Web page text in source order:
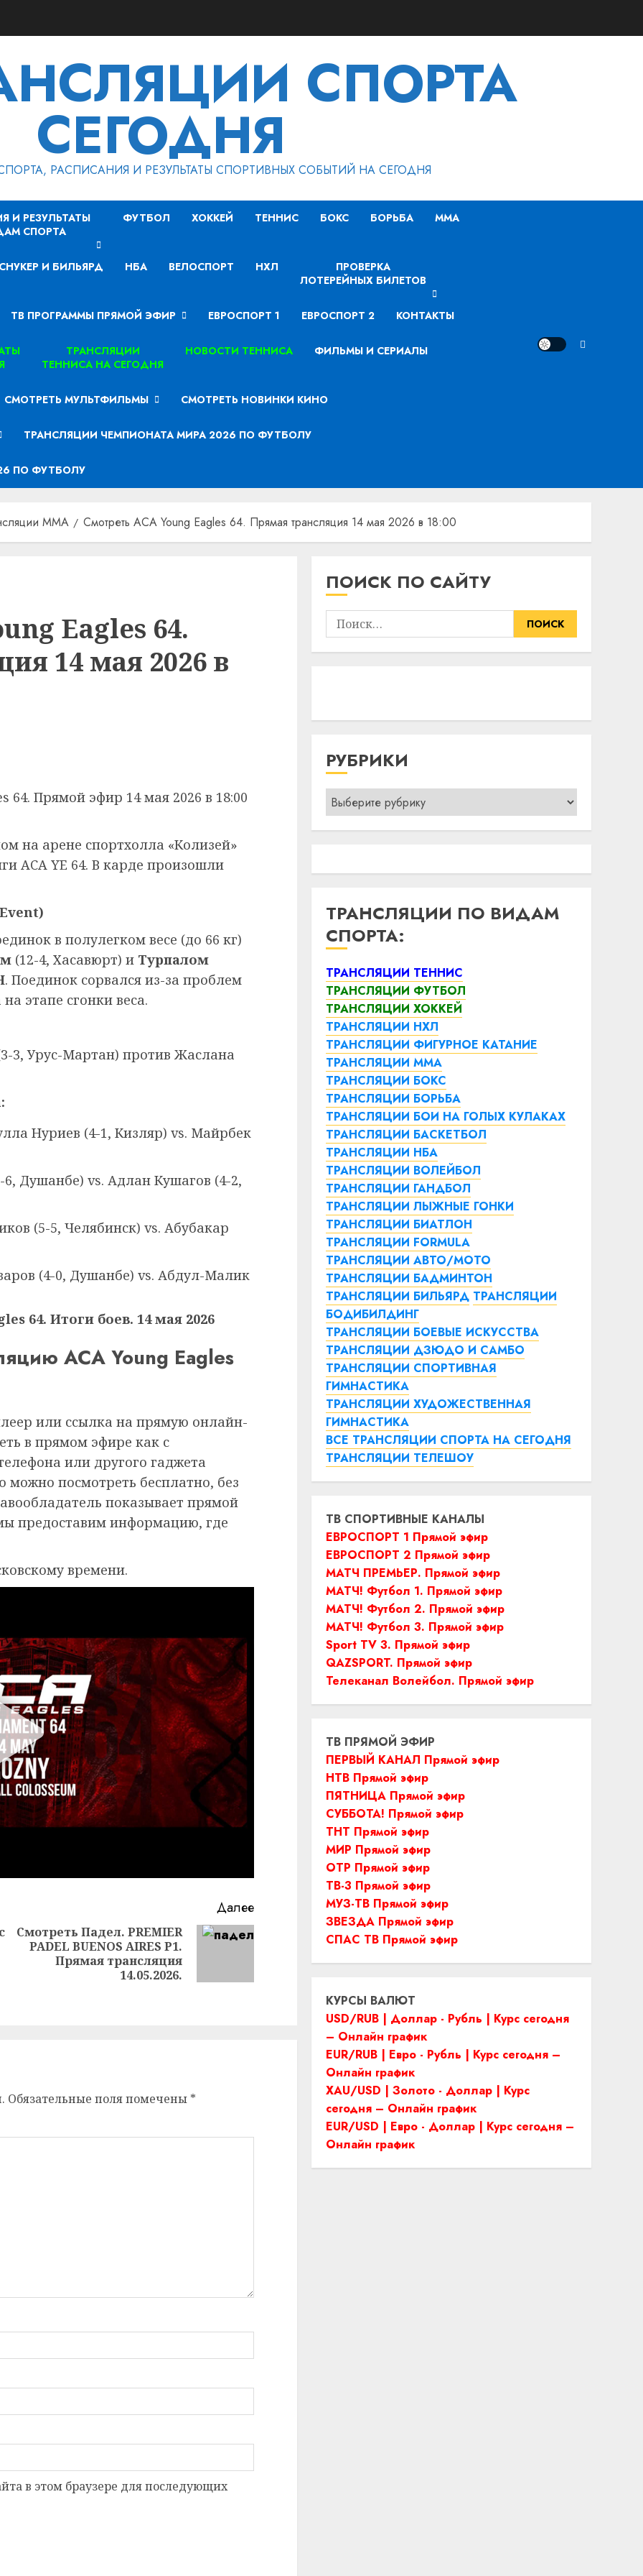
СПОРТА
СЕГОДНЯ
РАСПИСАНИЯ И РЕЗУЛЬТАТЫ СПОРТИВНЫХ СОБЫТИЙ НА СЕГОДНЯ
И РЕЗУЛЬТАТЫ
СПОРТА
ФУТБОЛ ХОККЕЙ ТЕННИС БОКС БОРЬБА MMA
СНУКЕР И БИЛЬЯРД НБА ВЕЛОСПОРТ НХЛ
ПРОВЕРКА
ЛОТЕРЕЙНЫХ БИЛЕТОВ
ТВ ПРОГРАММЫ ПРЯМОЙ ЭФИР ЕВРОСПОРТ 1 ЕВРОСПОРТ 2 КОНТАКТЫ
ТРАНСЛЯЦИИ
ТЕННИСА НА СЕГОДНЯ
НОВОСТИ ТЕННИСА ФИЛЬМЫ И СЕРИАЛЫ
СМОТРЕТЬ МУЛЬТФИЛЬМЫ СМОТРЕТЬ НОВИНКИ КИНО
ТРАНСЛЯЦИИ ЧЕМПИОНАТА МИРА 2026 ПО ФУТБОЛУ
ПО ФУТБОЛУ
MMA Смотреть ACA Young Eagles 64. Прямая трансляция 14 мая 2026 в 18:00
Eagles 64.
14 мая 2026 в
64. Прямой эфир 14 мая 2026 в 18:00
на арене спортхолла «Колизей»
ACA YE 64. В карде произошли
в полулегком весе (до 66 кг)
(12-4, Хасавюрт) и Турпалом
. Поединок сорвался из-за проблем
этапе сгонки веса.
3, Урус-Мартан) против Жаслана
Нуриев (4-1, Кизляр) vs. Майрбек
Душанбе) vs. Адлан Кушагов (4-2,
(5-5, Челябинск) vs. Абубакар
(4-0, Душанбе) vs. Абдул-Малик
64. Итоги боев. 14 мая 2026
ACA Young Eagles
или ссылка на прямую онлайн-
в прямом эфире как с
или другого гаджета
посмотреть бесплатно, без
показывает прямой
предоставим информацию, где
времени.
Предыдущая
Далее
Следующая
запись:
Смотреть Падел. PREMIER
PADEL BUENOS AIRES P1.
Прямая трансляция
14.05.2026.
Обязательные поля помечены *
в этом браузере для последующих
ПОИСК ПО САЙТУ
Найти:
РУБРИКИ
Рубрики
ТРАНСЛЯЦИИ ПО ВИДАМ
СПОРТА:
ТРАНСЛЯЦИИ ТЕННИС
ТРАНСЛЯЦИИ ФУТБОЛ
ТРАНСЛЯЦИИ ХОККЕЙ
ТРАНСЛЯЦИИ НХЛ
ТРАНСЛЯЦИИ ФИГУРНОЕ КАТАНИЕ
ТРАНСЛЯЦИИ ММА
ТРАНСЛЯЦИИ БОКС
ТРАНСЛЯЦИИ БОРЬБА
ТРАНСЛЯЦИИ БОИ НА ГОЛЫХ КУЛАКАХ
ТРАНСЛЯЦИИ БАСКЕТБОЛ
ТРАНСЛЯЦИИ НБА
ТРАНСЛЯЦИИ ВОЛЕЙБОЛ
ТРАНСЛЯЦИИ ГАНДБОЛ
ТРАНСЛЯЦИИ ЛЫЖНЫЕ ГОНКИ
ТРАНСЛЯЦИИ БИАТЛОН
ТРАНСЛЯЦИИ FORMULA
ТРАНСЛЯЦИИ АВТО/МОТО
ТРАНСЛЯЦИИ БАДМИНТОН
ТРАНСЛЯЦИИ БИЛЬЯРД ТРАНСЛЯЦИИ
БОДИБИЛДИНГ
ТРАНСЛЯЦИИ БОЕВЫЕ ИСКУССТВА
ТРАНСЛЯЦИИ ДЗЮДО И САМБО
ТРАНСЛЯЦИИ СПОРТИВНАЯ
ГИМНАСТИКА
ТРАНСЛЯЦИИ ХУДОЖЕСТВЕННАЯ
ГИМНАСТИКА
ВСЕ ТРАНСЛЯЦИИ СПОРТА НА СЕГОДНЯ
ТРАНСЛЯЦИИ ТЕЛЕШОУ
ТВ СПОРТИВНЫЕ КАНАЛЫ
ЕВРОСПОРТ 1 Прямой эфир
ЕВРОСПОРТ 2 Прямой эфир
МАТЧ ПРЕМЬЕР. Прямой эфир
МАТЧ! Футбол 1. Прямой эфир
МАТЧ! Футбол 2. Прямой эфир
МАТЧ! Футбол 3. Прямой эфир
Sport TV 3. Прямой эфир
QAZSPORT. Прямой эфир
Телеканал Волейбол. Прямой эфир
ТВ ПРЯМОЙ ЭФИР
ПЕРВЫЙ КАНАЛ Прямой эфир
НТВ Прямой эфир
ПЯТНИЦА Прямой эфир
СУББОТА! Прямой эфир
ТНТ Прямой эфир
МИР Прямой эфир
ОТР Прямой эфир
ТВ-3 Прямой эфир
МУЗ-ТВ Прямой эфир
ЗВЕЗДА Прямой эфир
СПАС ТВ Прямой эфир
КУРСЫ ВАЛЮТ
USD/RUB | Доллар - Рубль | Курс сегодня
– Онлайн график
EUR/RUB | Евро - Рубль | Курс сегодня –
Онлайн график
XAU/USD | Золото - Доллар | Курс
сегодня – Онлайн график
EUR/USD | Евро - Доллар | Курс сегодня –
Онлайн график